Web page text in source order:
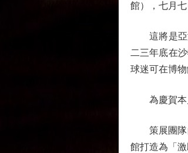
館），七月
這將是亞洲
二三年底在
球迷可在博
為慶賀本月
策展團隊向
館打造為「